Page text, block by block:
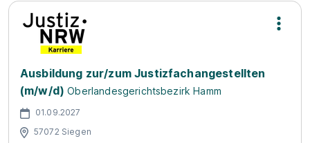
Ausbildung zur/zum Justizfachangestellten
(m/w/d) Oberlandesgerichtsbezirk Hamm
01.09.2027
57072 Siegen